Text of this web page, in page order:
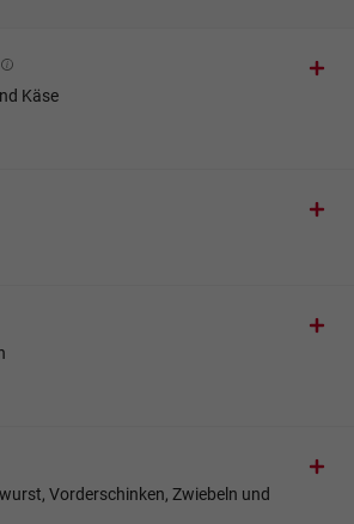
Käse
Vorderschinken, Zwiebeln und